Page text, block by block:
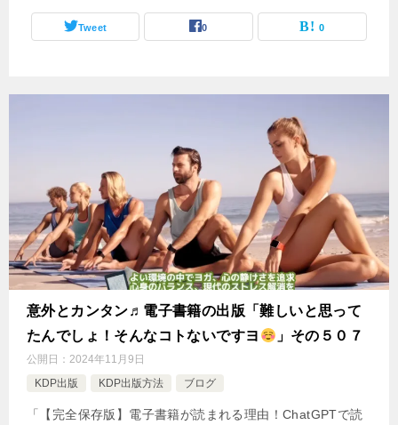
Tweet 0 0
意外とカンタン♬電子書籍の出版「難しいと思って
たんでしょ！そんなコトないですヨ
」その５０７
公開日： 2024年11月9日
KDP出版
KDP出版方法 ブログ
「【完全保存版】電子書籍が読まれる理由！ChatGPTで読